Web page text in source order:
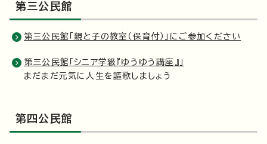
第三公民館
第三公民館「親と子の教室（保育付）」にご参加ください
第三公民館「シニア学級『ゆうゆう講座』」
まだまだ元気に人生を謳歌しましょう
第四公民館